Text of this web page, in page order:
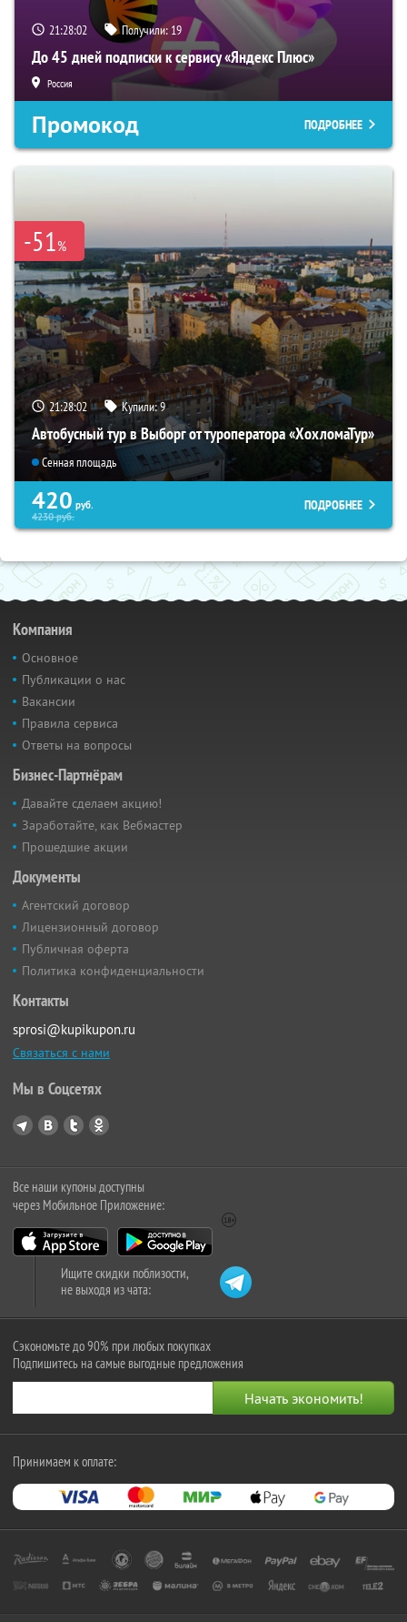
21:28:01 Получили: 19
До 45 дней подписки к сервису «Яндекс Плюс»
Россия
Промокод ПОДРОБНЕЕ
-51%
21:28:01 Купили:9
Автобусный тур в Выборг от туроператора «ХохломаТур»
Сенная площадь
420 руб.
4230руб.
ПОДРОБНЕЕ
Компания
Основное
Публикации о нас
Вакансии
Правила сервиса
Ответы на вопросы
Бизнес-Партнёрам
Давайте сделаем акцию!
Заработайте, как Вебмастер
Прошедшие акции
Документы
Агентский договор
Лицензионный договор
Публичная оферта
Политика конфиденциальности
Контакты
sprosi@kupikupon.ru
Связаться с нами
Мы в Соцсетях
Все наши купоны доступны
через Мобильное Приложение:
Ищите скидки поблизости,
не выходя из чата:
Сэкономьте до 90% при любых покупках
Подпишитесь на самые выгодные предложения
Принимаем к оплате: